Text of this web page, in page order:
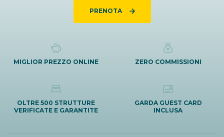
PRENOTA
MIGLIOR PREZZO ONLINE ZERO COMMISSIONI
OLTRE 500 STRUTTURE
VERIFICATE E GARANTITE
GARDA GUEST CARD
INCLUSA